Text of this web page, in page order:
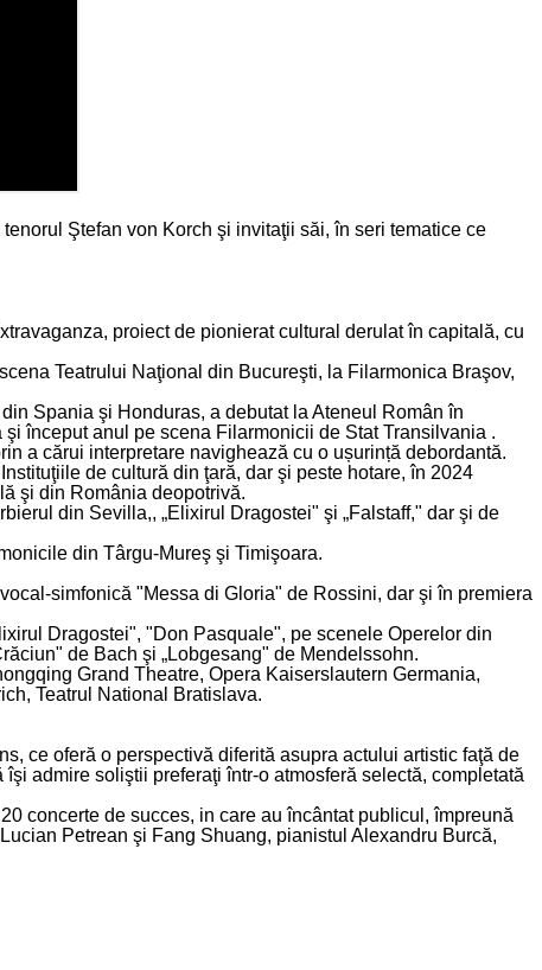
Ştefan von Korch şi invitaţii săi, în seri tematice ce
proiect de pionierat cultural derulat în capitală, cu
Teatrului Naţional din Bucureşti, la Filarmonica Braşov,
Spania şi Honduras, a debutat la Ateneul Român în
început anul pe scena Filarmonicii de Stat Transilvania .
a cărui interpretare navighează cu o ușurință debordantă.
de cultură din ţară, dar şi peste hotare, în 2024
şi din România deopotrivă.
din Sevilla,, „Elixirul Dragostei" şi „Falstaff," dar şi de
din Târgu-Mureş şi Timişoara.
simfonică "Messa di Gloria" de Rossini, dar şi în premiera
Dragostei", "Don Pasquale", pe scenele Operelor din
de Bach şi „Lobgesang" de Mendelssohn.
Grand Theatre, Opera Kaiserslautern Germania,
Teatrul National Bratislava.
ce oferă o perspectivă diferită asupra actului artistic faţă de
admire soliştii preferaţi într-o atmosferă selectă, completată
concerte de succes, in care au încântat publicul, împreună
Petrean şi Fang Shuang, pianistul Alexandru Burcă,